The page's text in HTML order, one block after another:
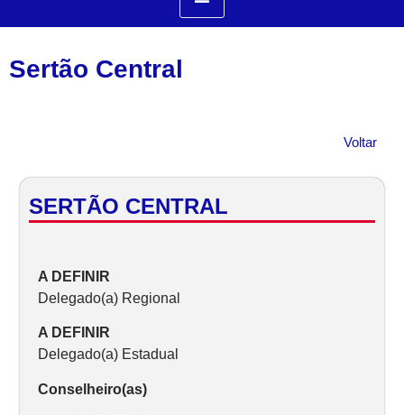
Sertão Central
Voltar
SERTÃO CENTRAL
A DEFINIR
Delegado(a) Regional
A DEFINIR
Delegado(a) Estadual
Conselheiro(as)